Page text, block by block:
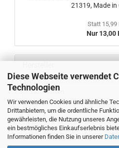
Diese Webseite verwendet
Technologien
Wir verwenden Cookies und ähnliche
Drittanbietern, um die ordentliche
gewährleisten, die Nutzung unseres
ein bestmögliches Einkaufserlebnis
Informationen finden Sie in unserer
21319, Made in
Statt 15,99
Nur 13,00
Über uns